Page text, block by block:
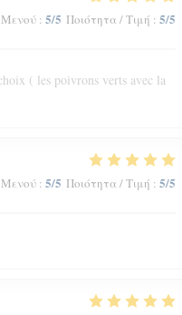
Μενού: 5/5 Ποιότητα / Τιμή : 5/5
( les poivrons verts avec la
Μενού: 5/5 Ποιότητα / Τιμή : 5/5